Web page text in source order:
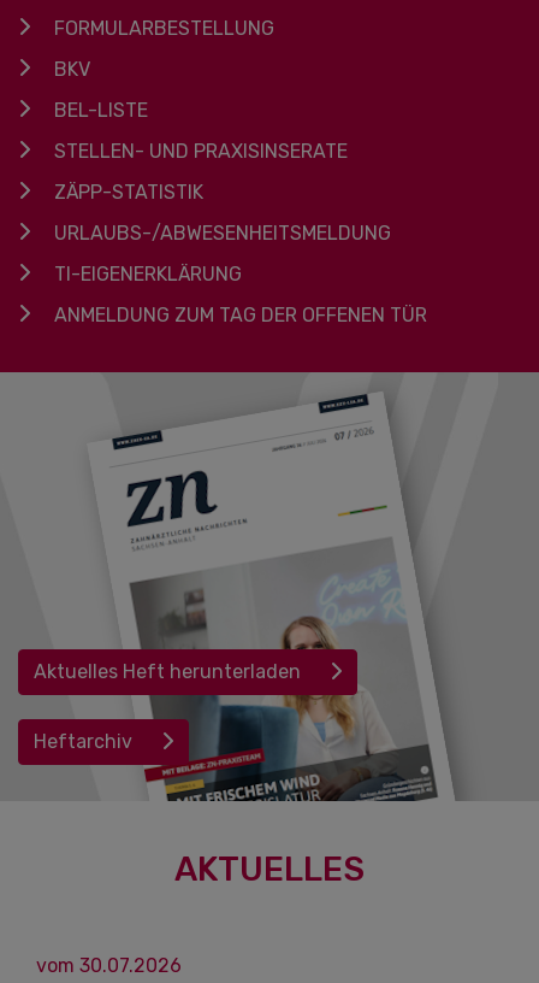
FORMULARBESTELLUNG
BKV
BEL-LISTE
STELLEN- UND PRAXISINSERATE
ZÄPP-STATISTIK
URLAUBS-/ABWESENHEITSMELDUNG
TI-EIGENERKLÄRUNG
ANMELDUNG ZUM TAG DER OFFENEN TÜR
Aktuelles Heft herunterladen
Heftarchiv
AKTUELLES
vom 30.07.2026